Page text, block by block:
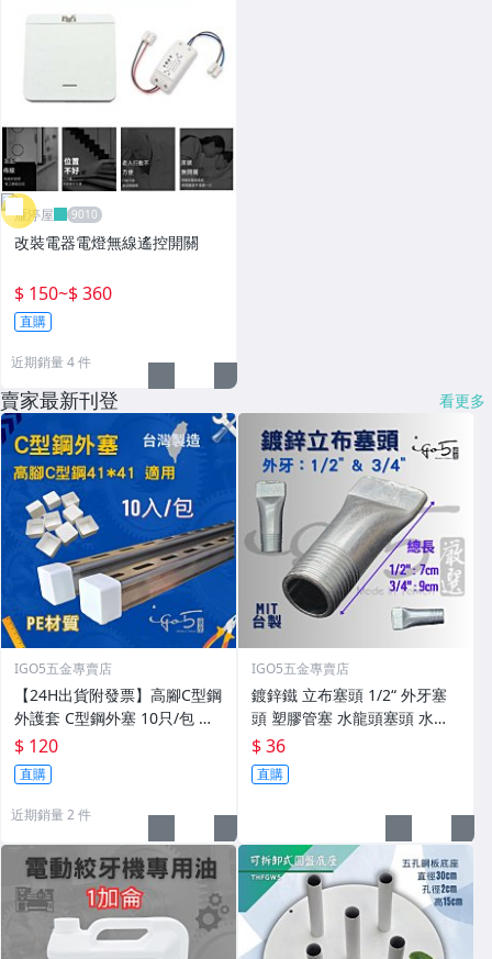
雁渟屋
改裝電器電燈無線遙控開關
$ 150~$ 360
直購
近期銷量 4 件
賣家最新刊登 看更多
IGO5五金專賣店
【24H出貨附發票】高腳C型鋼
外護套 C型鋼外塞 10只/包 外
塞 封套 蓋板 槽鐵護套 高腳型
鋼 台製
$ 120
直購
近期銷量 2 件
IGO5五金專賣店
鍍鋅鐵 立布塞頭 1/2“ 外牙塞
頭 塑膠管塞 水龍頭塞頭 水管
長塞頭 塑膠管塞 試水用 水管
塞
$ 36
直購